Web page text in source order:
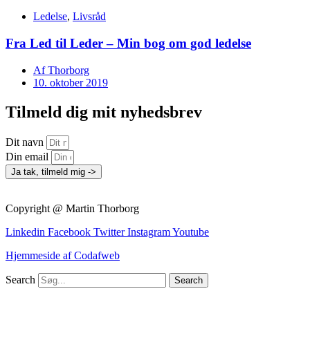
Ledelse, Livsråd
Fra Led til Leder – Min bog om god ledelse
AfThorborg
10. oktober 2019
Tilmeld dig mit nyhedsbrev
Dit navn
Din email
Ja tak, tilmeld mig ->
Copyright @ Martin Thorborg
Linkedin Facebook Twitter InstagramYoutube
Hjemmeside af Codafweb
Search Search